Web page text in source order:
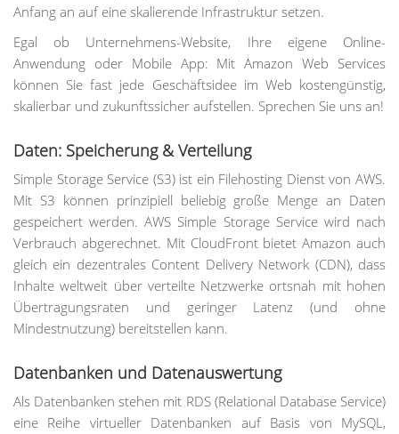
Anfang an auf eine skalierende Infrastruktur setzen.
Egal ob Unternehmens-Website, Ihre eigene Online-
Anwendung oder Mobile App: Mit Amazon Web Services
können Sie fast jede Geschäftsidee im Web kostengünstig,
skalierbar und zukunftssicher aufstellen. Sprechen Sie uns an!
Daten: Speicherung & Verteilung
Simple Storage Service (S3) ist ein Filehosting Dienst von AWS.
Mit S3 können prinzipiell beliebig große Menge an Daten
gespeichert werden. AWS Simple Storage Service wird nach
Verbrauch abgerechnet. Mit CloudFront bietet Amazon auch
gleich ein dezentrales Content Delivery Network (CDN), dass
Inhalte weltweit über verteilte Netzwerke ortsnah mit hohen
Übertragungsraten und geringer Latenz (und ohne
Mindestnutzung) bereitstellen kann.
Datenbanken und Datenauswertung
Als Datenbanken stehen mit RDS (Relational Database Service)
eine Reihe virtueller Datenbanken auf Basis von MySQL,